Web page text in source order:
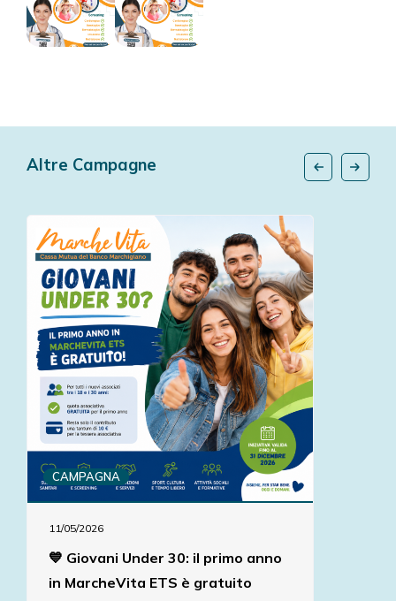
Altre Campagne
CAMPAGNA
11/05/2026
💙 Giovani Under 30: il primo anno
in MarcheVita ETS è gratuito